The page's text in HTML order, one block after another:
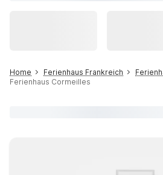
Home Ferienhaus Frankreich
Ferienhaus Cormeilles